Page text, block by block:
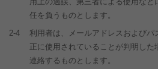
任を負うものとします。
2-4
利用者は、メールアドレスおよびパ
正に使用されていることが判明した
連絡するものとします。